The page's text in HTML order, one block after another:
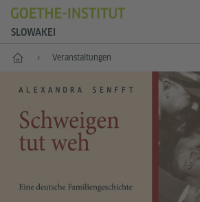
SLOWAKEI
Start Veranstaltungen